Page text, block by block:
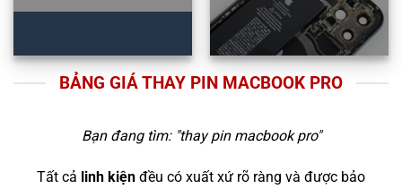
BẢNG GIÁ THAY PIN MACBOOK PRO
Bạn đang tìm: "thay pin macbook pro"
Tất cả linh kiện đều có xuất xứ rõ ràng và được bảo